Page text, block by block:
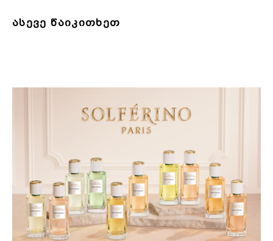
ასევე წაიკითხეთ